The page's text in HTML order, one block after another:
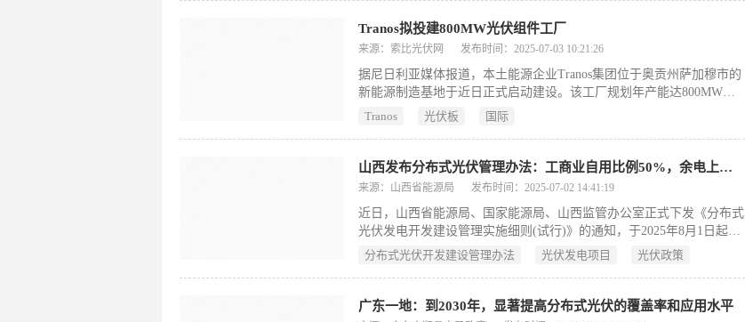
本!
Tranos拟投建800MW光伏组件工厂
来源：索比光伏网 发布时间：2025-07-03 10:21:26
据尼日利亚媒体报道，本土能源企业Tranos集团位于奥贡州萨加穆市的
新能源制造基地于近日正式启动建设。该工厂规划年产能达800MW太
阳能光伏板，标志着尼日利亚在可再生能源领域迈出关键一步，有望打
Tranos 光伏板 国际
山西发布分布式光伏管理办法：工商业自用比例50%，余电上网需参与电力交易
来源：山西省能源局 发布时间：2025-07-02 14:41:19
近日，山西省能源局、国家能源局、山西监管办公室正式下发《分布式
光伏发电开发建设管理实施细则(试行)》的通知，于2025年8月1日起施
行，有效期两年。文件指出，分布式光伏发电上网模式包括全额上网、
分布式光伏开发建设管理办法 光伏发电项目 光伏政策
广东一地：到2030年，显著提高分布式光伏的覆盖率和应用水平